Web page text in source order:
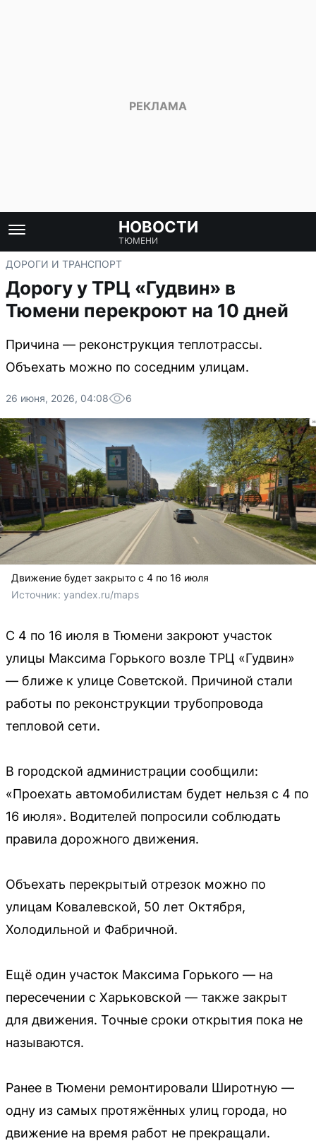
НОВОСТИ
ТЮМЕНИ
ДОРОГИ И ТРАНСПОРТ
Дорогу у ТРЦ «Гудвин» в
Тюмени перекроют на 10 дней
Причина — реконструкция теплотрассы.
Объехать можно по соседним улицам.
26 июня, 2026, 04:08 6
Движение будет закрыто с 4 по 16 июля
Источник: yandex.ru/maps
С 4 по 16 июля в Тюмени закроют участок
улицы Максима Горького возле ТРЦ «Гудвин»
— ближе к улице Советской. Причиной стали
работы по реконструкции трубопровода
тепловой сети.
В городской администрации сообщили:
«Проехать автомобилистам будет нельзя с 4 по
16 июля». Водителей попросили соблюдать
правила дорожного движения.
Объехать перекрытый отрезок можно по
улицам Ковалевской, 50 лет Октября,
Холодильной и Фабричной.
Ещё один участок Максима Горького — на
пересечении с Харьковской — также закрыт
для движения. Точные сроки открытия пока не
называются.
Ранее в Тюмени ремонтировали Широтную —
одну из самых протяжённых улиц города, но
движение на время работ не прекращали.